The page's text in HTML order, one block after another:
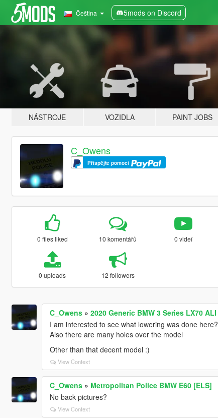
Čeština 5mods on Discord
NÁSTROJE VOZIDLA PAINT JOBS
C_Owens
Přispějte pomocí
0 files liked 10 komentářů 0 videí
0 uploads 12 followers
C_Owens» 2020 Generic BMW 3 Series LX70 ALI
I am interested to see what lowering was done here?
Also there are many holes over the model
Other than that decent model :)
View Context
C_Owens» Metropolitan Police BMW E60 [ELS]
No back pictures?
View Context